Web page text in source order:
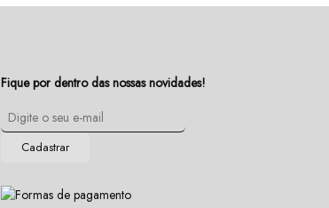
Fique por dentro das nossas novidades!
Cadastrar